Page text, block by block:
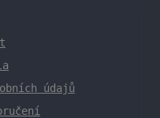
údajů